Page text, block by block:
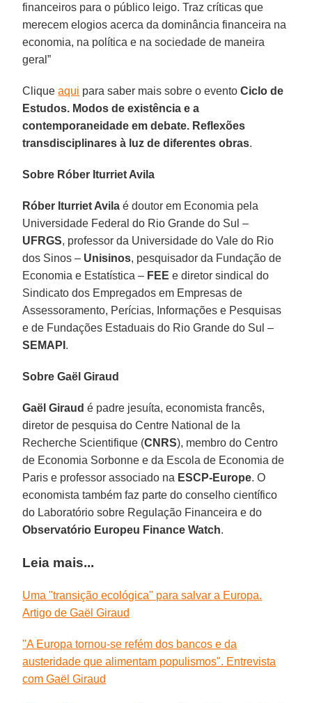
financeiros para o público leigo. Traz críticas que
merecem elogios acerca da dominância financeira na
economia, na política e na sociedade de maneira
geral”
Cliqueaqui para saber mais sobre o eventoCiclo de
Estudos. Modos de existência e a
contemporaneidade em debate. Reflexões
transdisciplinares à luz de diferentes obras.
Sobre Róber Iturriet Avila
Róber Iturriet Avila é doutor em Economia pela
Universidade Federal do Rio Grande do Sul –
UFRGS, professor da Universidade do Vale do Rio
dos Sinos – Unisinos, pesquisador da Fundação de
Economia e Estatística – FEE e diretor sindical do
Sindicato dos Empregados em Empresas de
Assessoramento, Perícias, Informações e Pesquisas
e de Fundações Estaduais do Rio Grande do Sul –
SEMAPI .
Sobre Gaël Giraud
Gaël Giraud é padre jesuíta, economista francês,
diretor de pesquisa do Centre National de la
Recherche Scientifique (CNRS), membro do Centro
de Economia Sorbonne e da Escola de Economia de
Paris e professor associado na ESCP-Europe. O
economista também faz parte do conselho científico
do Laboratório sobre Regulação Financeira e do
Observatório Europeu Finance Watch.
Leia mais...
Uma "transição ecológica" para salvar a Europa.
Artigo de Gaël Giraud
"A Europa tornou-se refém dos bancos e da
austeridade que alimentam populismos". Entrevista
com Gaël Giraud